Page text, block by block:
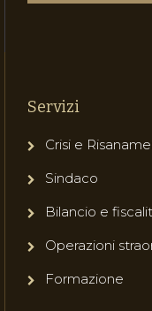
Servizi
Crisi e
Sindaco
Bilancio e
Operazioni
Formazione